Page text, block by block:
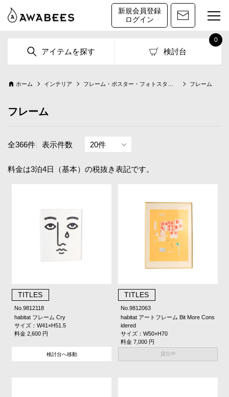
新規会員登録
ログイン
アイテムを探す 検討台
0
ホーム インテリア フレーム
フレーム
全366件 表示件数
料金は3泊4日（基本）の税抜き表記です。
TITLES
No.9812118
habitat フレーム Cry
サイズ：W41×H51.5
料金 2,600 円
検討台へ移動
TITLES
No.9812063
habitat アートフレーム Bit More Cons
idered
サイズ：W50×H70
料金 7,000 円
貸出中